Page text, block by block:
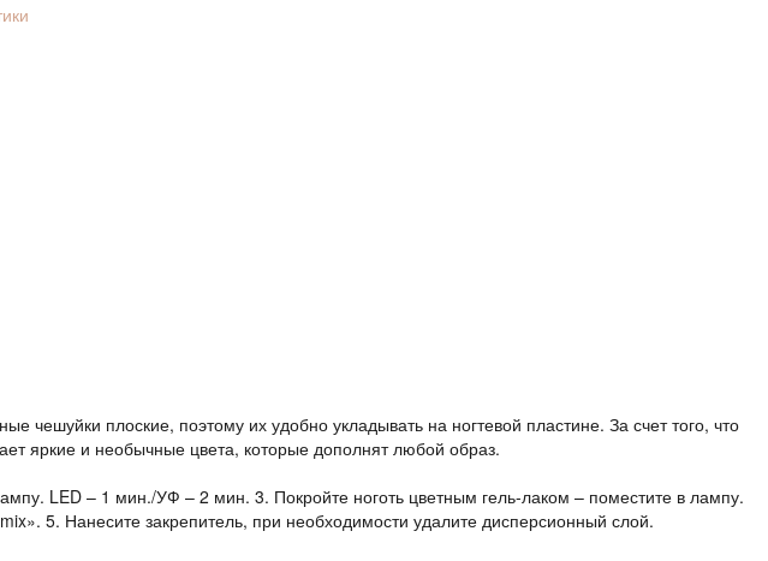
плоские, поэтому их удобно укладывать на ногтевой пластине. За счет того, что
яркие и необычные цвета, которые дополнят любой образ.
LED – 1 мин./УФ – 2 мин. 3. Покройте ноготь цветным гель-лаком – поместите в лампу.
5. Нанесите закрепитель, при необходимости удалите дисперсионный слой.